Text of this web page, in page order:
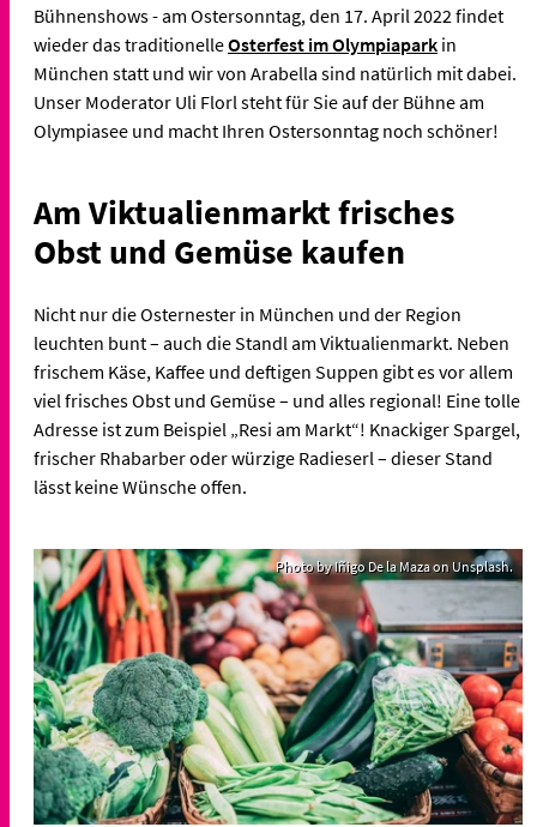
Bühnenshows - am Ostersonntag, den 17. April 2022 findet
wieder das traditionelleOsterfest im Olympiapark in
München statt und wir von Arabella sind natürlich mit dabei.
Unser Moderator Uli Florl steht für Sie auf der Bühne am
Olympiasee und macht Ihren Ostersonntag noch schöner!
Am Viktualienmarkt frisches
Obst und Gemüse kaufen
Nicht nur die Osternester in München und der Region
leuchten bunt – auch die Standl am Viktualienmarkt. Neben
frischem Käse, Kaffee und deftigen Suppen gibt es vor allem
viel frisches Obst und Gemüse – und alles regional! Eine tolle
Adresse ist zum Beispiel „Resi am Markt“! Knackiger Spargel,
frischer Rhabarber oder würzige Radieserl – dieser Stand
lässt keine Wünsche offen.
Photo by Iñigo De la Maza on Unsplash.